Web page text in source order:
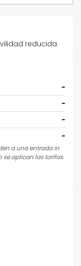
reducida
-
-
-
-
a una entrada in
se aplican las tarifas